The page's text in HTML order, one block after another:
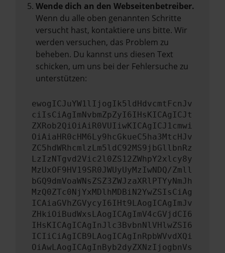
Wende dich an den Webseitenbetreiber.
Wenn du alle oben genannten Schritte
versucht hast, kontaktiere uns bitte. Wir
werden versuchen, das Problem zu
beheben. Du kannst uns diesen Text
schicken, um uns bei der Fehlersuche zu
unterstützen:
ewogICJuYW1lIjogIk5ldHdvcmtFcnJv
ciIsCiAgImNvbmZpZyI6IHsKICAgICJt
ZXRob2QiOiAiR0VUIiwKICAgICJ1cmwi
OiAiaHR0cHM6Ly9hcGkueC5ha3MtcHJv
ZC5hdWRhcmlzLm5ldC92MS9jbGllbnRz
LzIzNTgvd2Vic2l0ZS12ZWhpY2xlcy8y
MzUxOF9HV19SR0JWUyUyMzIwNDQ/Zmll
bGQ9dmVoaWNsZSZ3ZWJzaXRlPTYyNmJh
MzQ0ZTc0NjYxMDlhMDBiN2YwZSIsCiAg
ICAiaGVhZGVycyI6IHt9LAogICAgImJv
ZHkiOiBudWxsLAogICAgImV4cGVjdCI6
IHsKICAgICAgInJlc3BvbnNlVHlwZSI6
ICIiCiAgICB9LAogICAgInRpbWVvdXQi
OiAwLAogICAgInByb2dyZXNzIjogbnVs